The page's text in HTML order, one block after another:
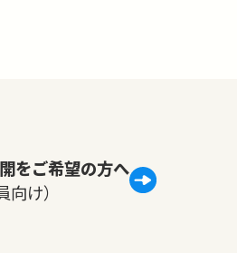
をご希望の方へ
け）